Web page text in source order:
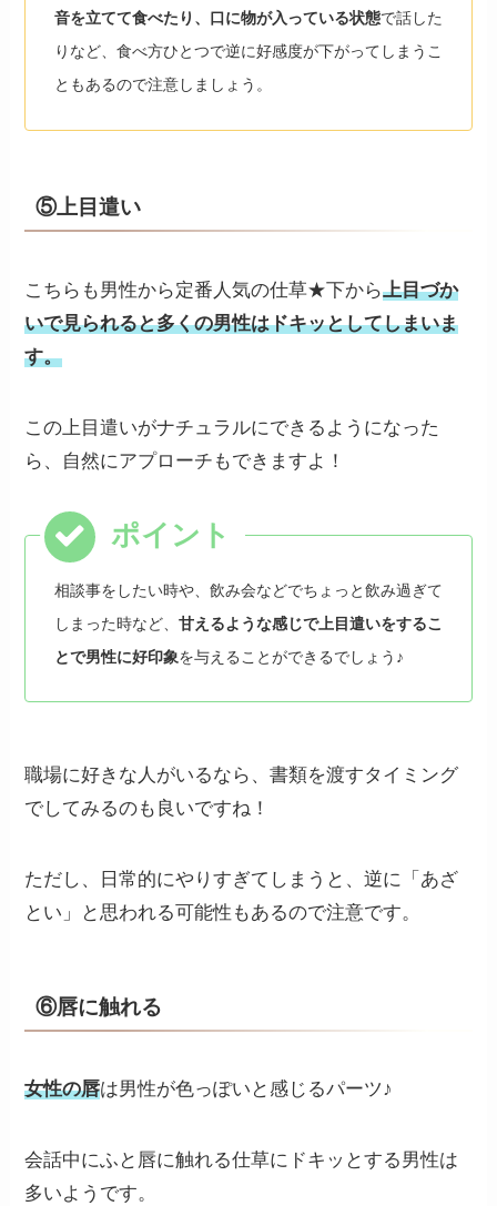
音を立てて食べたり、口に物が入っている状態で話した
りなど、食べ方ひとつで逆に好感度が下がってしまうこ
ともあるので注意しましょう。
⑤上目遣い
こちらも男性から定番人気の仕草★下から上目づか
いで見られると多くの男性はドキッとしてしまいま
す。
この上目遣いがナチュラルにできるようになった
ら、自然にアプローチもできますよ！
相談事をしたい時や、飲み会などでちょっと飲み過ぎて
しまった時など、 甘えるような感じで上目遣いをするこ
とで男性に好印象を与えることができるでしょう♪
職場に好きな人がいるなら、書類を渡すタイミング
でしてみるのも良いですね！
ただし、日常的にやりすぎてしまうと、逆に「あざ
とい」と思われる可能性もあるので注意です。
⑥唇に触れる
女性の唇は男性が色っぽいと感じるパーツ♪
会話中にふと唇に触れる仕草にドキッとする男性は
多いようです。